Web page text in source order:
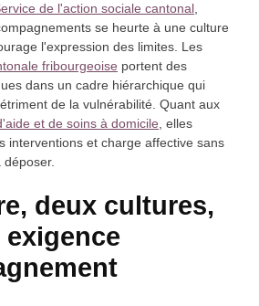
de l'action sociale cantonal
se heurte à une culture
l'expression des limites. Les
fribourgeoise portent des
dans un cadre hiérarchique qui
de la vulnérabilité. Quant aux
et de soins à domicile , elles
interventions et charge affective sans
deux cultures,
exigence